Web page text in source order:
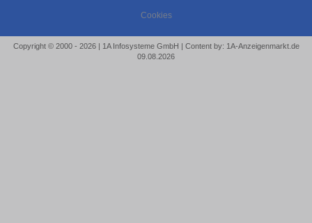
Cookies
Copyright © 2000 - 2026 | 1A Infosysteme GmbH | Content by: 1A-Anzeigenmarkt.de
09.08.2026